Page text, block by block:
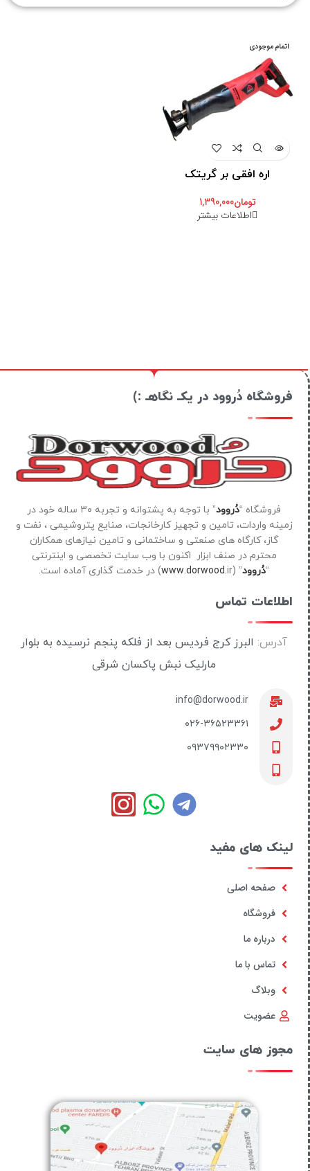
اتمام موجودی
اره افقی بر گریتک
تومان1,390,000
اطلاعات بیشتر
فروشگاه دُروود در یکـ نگاهـ :)
فروشگاه “دُروود
” با توجه به پشتوانه و تجربه ۳۰ ساله خود در
زمینه واردات، تامین و تجهیز کارخانجات، صنایع پتروشیمی ، نفت و
گاز، کارگاه های صنعتی و ساختمانی و تامین نیازهای همکاران
محترم در صنف ابزار اکنون با وب سایت تخصصی و اینترنتی
“دُروود” (
www.dorwood.ir) در خدمت گذاری آماده است.
اطلاعات تماس
آدرس: البرز کرج فردیس بعد از فلکه پنجم نرسیده به بلوار
مارلیک نبش پاکسان شرقی
info@dorwood.ir
۰۲۶-۳۶۵۲۳۳۶۱
۰۹۳۷۹۹۰۲۳۳۰
لینک های مفید
صفحه اصلی
فروشگاه
درباره ما
تماس با ما
وبلاگ
عضویت
مجوز های سایت